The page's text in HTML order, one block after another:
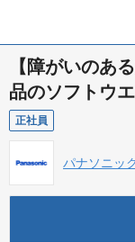
【障がいのあ
品のソフトウ
正社員
パナソニッ